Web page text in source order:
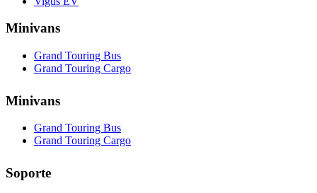
Minivans
Grand Touring Bus
Grand Touring Cargo
Minivans
Grand Touring Bus
Grand Touring Cargo
Soporte